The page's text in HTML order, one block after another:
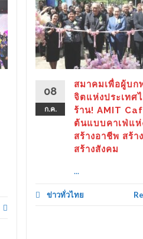
08
ก.ค.
สมาคมเพื่อผู้บก
จิตแห่งประเทศ
ร้าน! AMIT
ต้นแบบคาเฟ่แห่
สร้างอาชีพ สร้
สร้างสังคม
...
ข่าวทั่วไทย